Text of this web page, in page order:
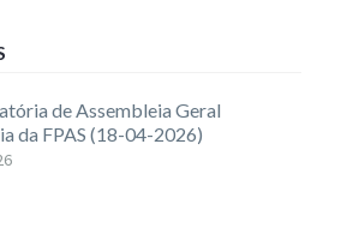
de Assembleia Geral
da FPAS (18-04-2026)